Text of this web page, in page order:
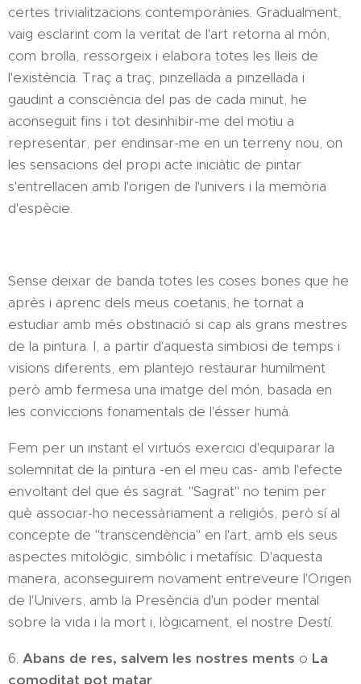
certes trivialitzacions contemporànies. Gradualment,
vaig esclarint com la veritat de l'art retorna al món,
com brolla, ressorgeix i elabora totes les lleis de
l'existència. Traç a traç, pinzellada a pinzellada i
gaudint a consciència del pas de cada minut, he
aconseguit fins i tot desinhibir-me del motiu a
representar, per endinsar-me en un terreny nou, on
les sensacions del propi acte iniciàtic de pintar
s'entrellacen amb l'origen de l'univers i la memòria
d'espècie.
Sense deixar de banda totes les coses bones que he
après i aprenc dels meus coetanis, he tornat a
estudiar amb més obstinació si cap als grans mestres
de la pintura. I, a partir d'aquesta simbiosi de temps i
visions diferents, em plantejo restaurar humilment
però amb fermesa una imatge del món, basada en
les conviccions fonamentals de l'ésser humà.
Fem per un instant el virtuós exercici d'equiparar la
solemnitat de la pintura -en el meu cas- amb l'efecte
envoltant del que és sagrat. "Sagrat" no tenim per
què associar-ho necessàriament a religiós, però sí al
concepte de "transcendència" en l'art, amb els seus
aspectes mitològic, simbòlic i metafísic. D'aquesta
manera, aconseguirem novament entreveure l'Origen
de l'Univers, amb la Presència d'un poder mental
sobre la vida i la mort i, lògicament, el nostre Destí.
6. Abans de res, salvem les nostres ments o La
comoditat pot matar